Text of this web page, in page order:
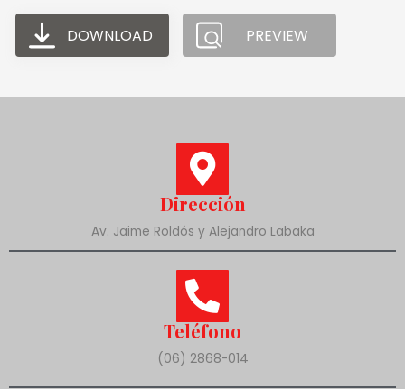
DOWNLOAD PREVIEW
Dirección
Av. Jaime Roldós y Alejandro Labaka
Teléfono
(06) 2868-014